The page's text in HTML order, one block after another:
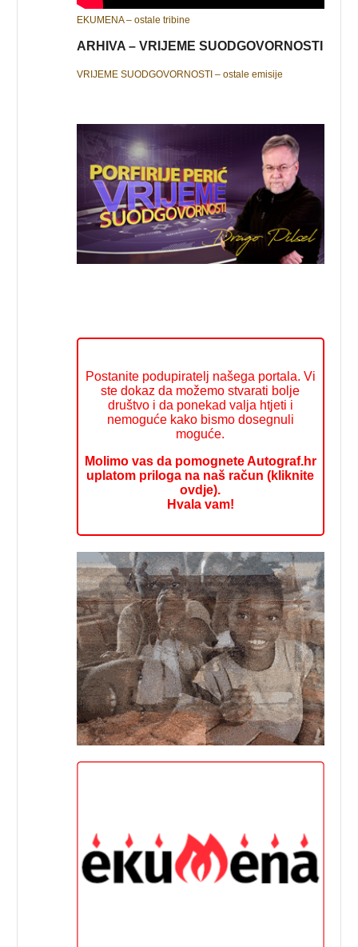
EKUMENA – ostale tribine
ARHIVA – VRIJEME SUODGOVORNOSTI
VRIJEME SUODGOVORNOSTI – ostale emisije
Postanite podupiratelj našega portala. Vi
ste dokaz da možemo stvarati bolje
društvo i da ponekad valja htjeti i
nemoguće kako bismo dosegnuli
moguće.
Molimo vas da pomognete Autograf.hr
uplatom priloga na naš račun (kliknite
ovdje).
Hvala vam!